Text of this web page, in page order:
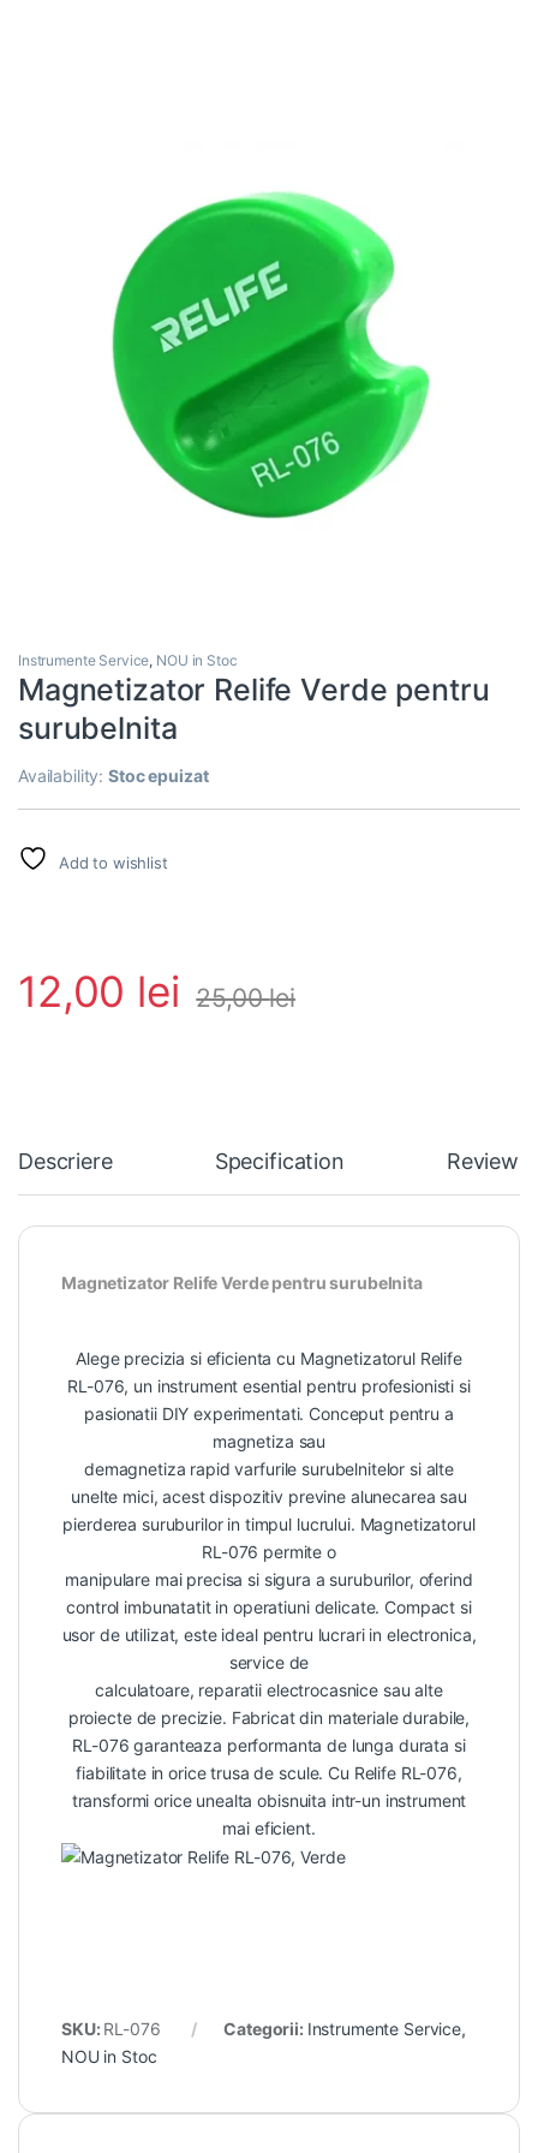
Instrumente Service, NOU in Stoc
Magnetizator Relife Verde pentru
surubelnita
Availability:Stoc epuizat
Add to wishlist
12,00 lei 25,00lei
Descriere Specification Reviews
Magnetizator Relife Verde pentru surubelnita
Alege precizia si eficienta cu Magnetizatorul Relife
RL-076, un instrument esential pentru profesionisti si
pasionatii DIY experimentati. Conceput pentru a
magnetiza sau
demagnetiza rapid varfurile surubelnitelor si alte
unelte mici, acest dispozitiv previne alunecarea sau
pierderea suruburilor in timpul lucrului. Magnetizatorul
RL-076 permite o
manipulare mai precisa si sigura a suruburilor, oferind
control imbunatatit in operatiuni delicate. Compact si
usor de utilizat, este ideal pentru lucrari in electronica,
service de
calculatoare, reparatii electrocasnice sau alte
proiecte de precizie. Fabricat din materiale durabile,
RL-076 garanteaza performanta de lunga durata si
fiabilitate in orice trusa de scule. Cu Relife RL-076,
transformi orice unealta obisnuita intr-un instrument
mai eficient.
SKU: RL-076 Categorii: Instrumente Service,
NOU in Stoc